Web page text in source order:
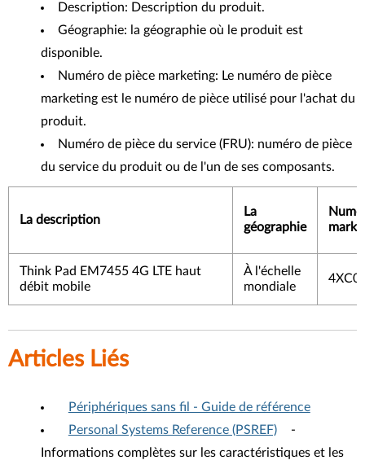
Description: Description du produit.
Géographie: la géographie où le produit est
disponible.
Numéro de pièce marketing: Le numéro de pièce
marketing est le numéro de pièce utilisé pour l'achat du
produit.
Numéro de pièce du service (FRU): numéro de pièce
du service du produit ou de l'un de ses composants.
La description
La
géographie
Think Pad EM7455 4G LTE haut
débit mobile
À l'échelle
mondiale
Articles Liés
Périphériques sans fil - Guide de référence
Personal Systems Reference (PSREF)
-
Informations complètes sur les caractéristiques et les